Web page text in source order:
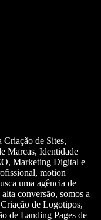
Criação de Sites,
Marcas, Identidade
Marketing Digital e
motion
uma agência de
conversão, somos a
de Logotipos,
de Landing Pages de